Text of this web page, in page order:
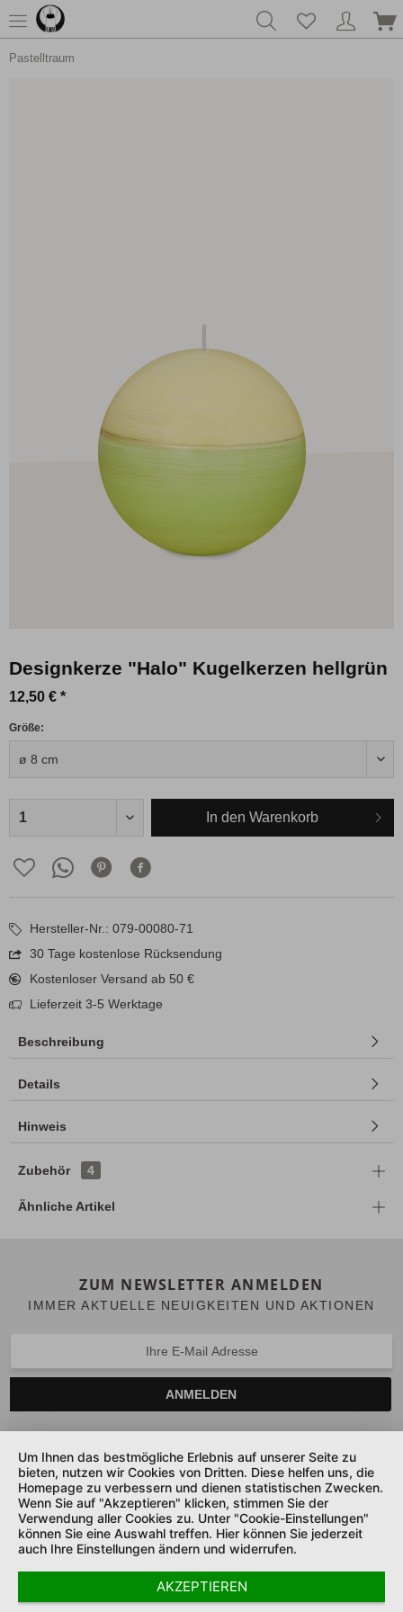
Pastelltraum
Designkerze "Halo" Kugelkerzen hellgrün
12,50 € *
Größe:
In den Warenkorb
Hersteller-Nr.: 079-00080-71
30 Tage kostenlose Rücksendung
Kostenloser Versand ab 50 €
Lieferzeit 3-5 Werktage
Beschreibung
Details
Hinweis
Zubehör 4
Ähnliche Artikel
ZUM NEWSLETTER ANMELDEN
IMMER AKTUELLE NEUIGKEITEN UND AKTIONEN
ANMELDEN
SERVICE HOTLINE
UNTERNEHMEN
SHOP SERVICE
SICHER ZAHLEN UND LIEFERN
Um Ihnen das bestmögliche Erlebnis auf unserer Seite zu
bieten, nutzen wir Cookies von Dritten. Diese helfen uns, die
Homepage zu verbessern und dienen statistischen Zwecken.
Wenn Sie auf "Akzeptieren" klicken, stimmen Sie der
Verwendung aller Cookies zu. Unter "Cookie-Einstellungen"
können Sie eine Auswahl treffen. Hier können Sie jederzeit
auch Ihre Einstellungen ändern und widerrufen.
AKZEPTIEREN